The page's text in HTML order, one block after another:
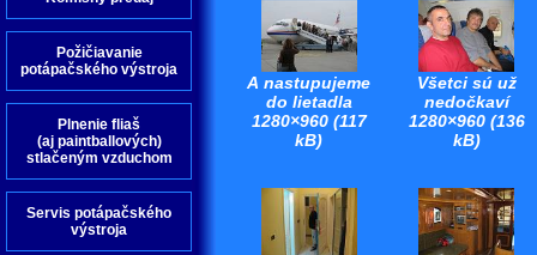
Požičiavanie
potápačského výstroja
Plnenie fliaš
(aj paintballových)
stlačeným vzduchom
Servis potápačského
výstroja
A nastupujeme
do lietadla
1280×960 (117
kB)
Všetci sú už
nedočkaví
1280×960 (136
kB)